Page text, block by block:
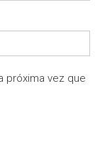
próxima vez que